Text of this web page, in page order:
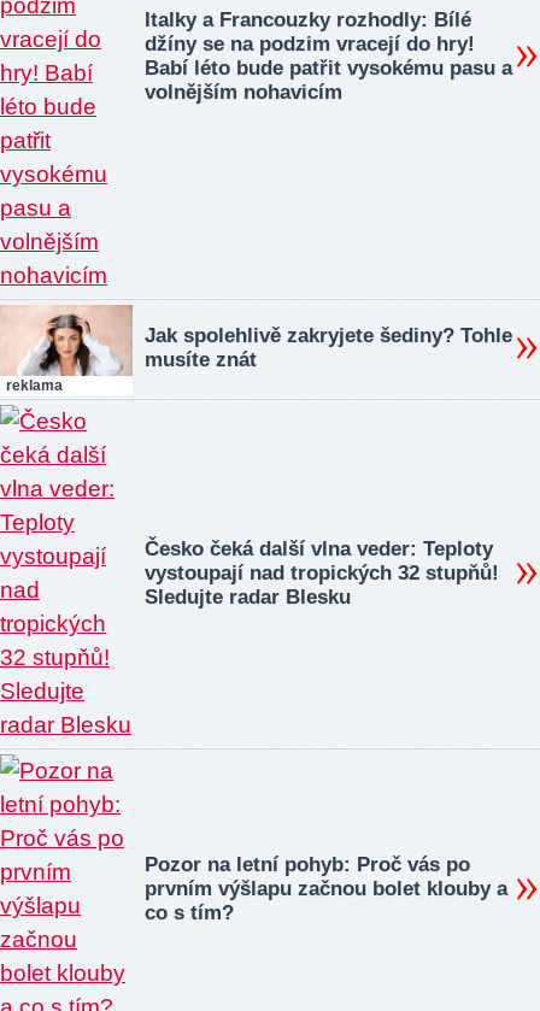
Italky a Francouzky rozhodly: Bílé
džíny se na podzim vracejí do hry!
Babí léto bude patřit vysokému pasu a
volnějším nohavicím
reklama
Jak spolehlivě zakryjete šediny? Tohle
musíte znát
Česko čeká další vlna veder: Teploty
vystoupají nad tropických 32 stupňů!
Sledujte radar Blesku
Pozor na letní pohyb: Proč vás po
prvním výšlapu začnou bolet klouby a
co s tím?